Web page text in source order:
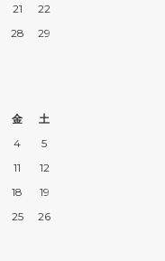
21
22
28
29
金
土
4
5
11
12
18
19
25
26